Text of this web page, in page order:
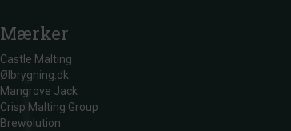
Mærker
Castle Malting
Ølbrygning.dk
Mangrove Jack
Crisp Malting Group
Brewolution